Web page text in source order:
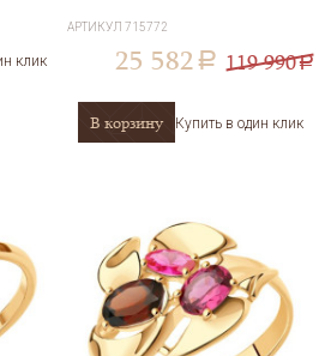
клик
АРТИКУЛ 715772
25 582 a 119 990a
В корзину Купить в один клик